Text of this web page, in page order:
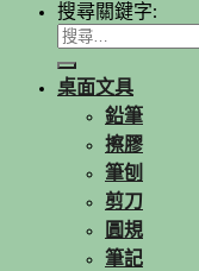
搜尋關鍵字:
桌面文具
鉛筆
擦膠
筆刨
剪刀
圓規
筆記